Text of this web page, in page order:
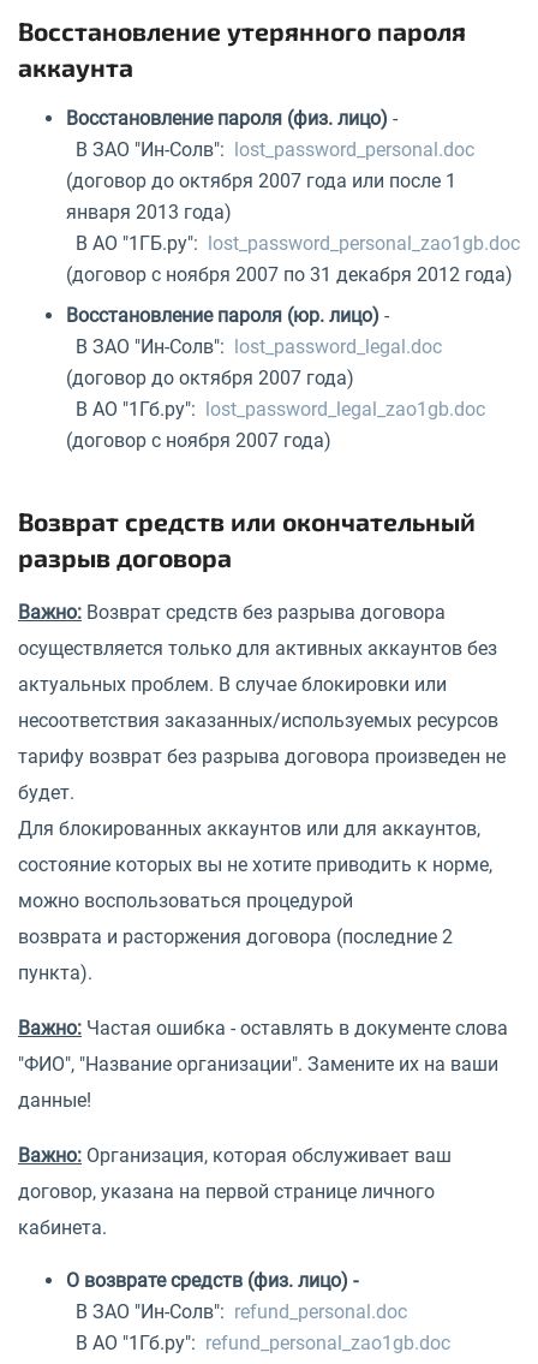
Восстановление утерянного пароля
аккаунта
Восстановление пароля (физ. лицо) -
В ЗАО "Ин-Солв": lost_password_personal.doc
(договор до октября 2007 года или после 1
января 2013 года)
В АО "1ГБ.ру": lost_password_personal_zao1gb.doc
(договор с ноября 2007 по 31 декабря 2012 года)
Восстановление пароля (юр. лицо) -
В ЗАО "Ин-Солв": lost_password_legal.doc
(договор до октября 2007 года)
В АО "1Гб.ру": lost_password_legal_zao1gb.doc
(договор с ноября 2007 года)
Возврат средств или окончательный
разрыв договора
Важно: Возврат средств без разрыва договора
осуществляется только для активных аккаунтов без
актуальных проблем. В случае блокировки или
несоответствия заказанных/используемых ресурсов
тарифу возврат без разрыва договора произведен не
будет.
Для блокированных аккаунтов или для аккаунтов,
состояние которых вы не хотите приводить к норме,
можно воспользоваться процедурой
возврата и расторжения договора (последние 2
пункта).
Важно: Частая ошибка - оставлять в документе слова
"ФИО", "Название организации". Замените их на ваши
данные!
Важно: Организация, которая обслуживает ваш
договор, указана на первой странице личного
кабинета.
О возврате средств (физ. лицо) -
В ЗАО "Ин-Солв": refund_personal.doc
В АО "1Гб.ру": refund_personal_zao1gb.doc